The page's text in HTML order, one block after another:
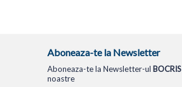
Aboneaza-te la Newsletter
Aboneaza-te la Newsletter-ul BOCRIS
noastre